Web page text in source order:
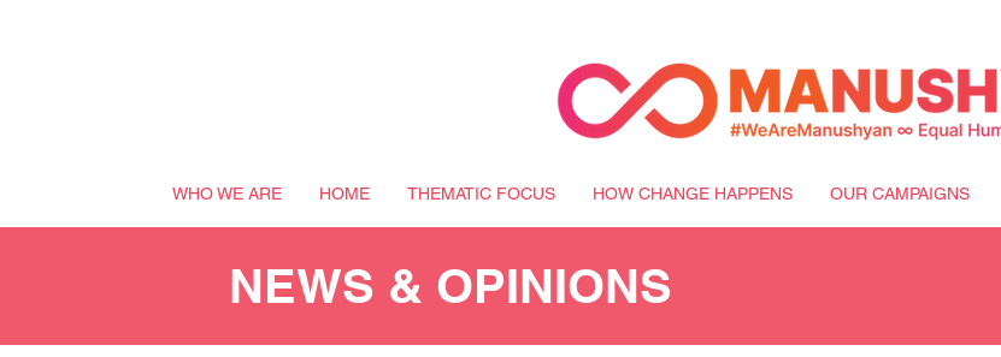
WHO WE ARE HOME THEMATIC FOCUS HOW CHANGE HAPPENS OUR CAMPAIGNS
NEWS & OPINIONS